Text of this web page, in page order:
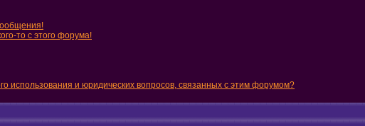
то с этого форума!
использования и юридических вопросов, связанных с этим форумом?